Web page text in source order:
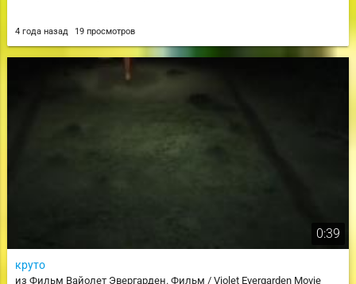
4 года назад 19 просмотров
0:39
круто
из Фильм Вайолет Эвергарден. Фильм / Violet Evergarden Movie